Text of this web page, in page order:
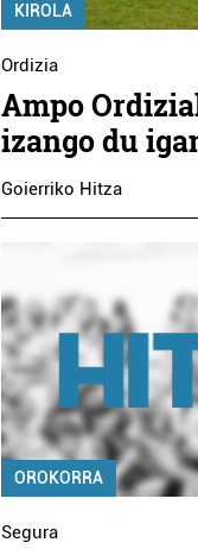
KIROLA
Ordizia
Ampo
izango du
Goierriko Hitza
OROKORRA
Segura